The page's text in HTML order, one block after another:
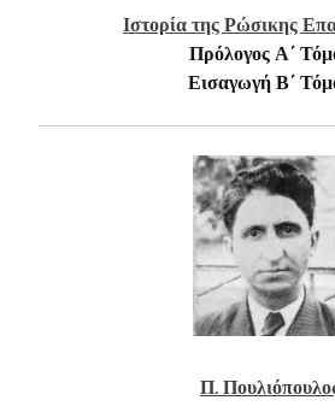
Ιστορία της Ρώσικης
Πρόλογος Α΄
Εισαγωγή Β΄
Π.